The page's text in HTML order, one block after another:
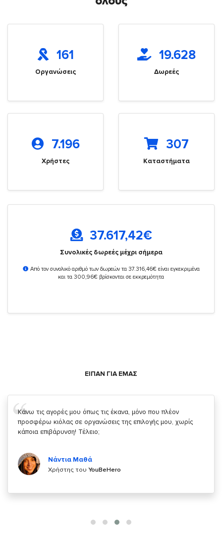
161
Οργανώσεις
19.628
Δωρεές
7.196
Χρήστες
307
Καταστήματα
37.617,42€
Συνολικές δωρεές μέχρι σήμερα
Από τον συνολικό αριθμό των δωρεών τα 37.316,46€ είναι εγκεκριμένα
και τα 300,96€ βρίσκονται σε εκκρεμότητα
ΕΙΠΑΝ ΓΙΑ ΕΜΑΣ
Σας ευχαριστώ που μας δίνετε την δυνατότητα να κάνουμε
κάτι!
Χρήστης τουYouBeHero